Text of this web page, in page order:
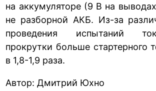
на аккумуляторе (9 В на
не разборной АКБ. Из-за
проведения испытаний
прокрутки больше стартерного
в 1,8-1,9 раза.
Автор: Дмитрий Юхно